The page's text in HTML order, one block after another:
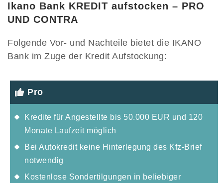
Ikano Bank KREDIT aufstocken – PRO
UND CONTRA
Folgende Vor- und Nachteile bietet die IKANO
Bank im Zuge der Kredit Aufstockung:
Pro
Kredite für Angestellte bis 50.000 EUR und 120
Monate Laufzeit möglich
Bei Autokredit keine Hinterlegung des Kfz-Brief
notwendig
Kostenlose Sondertilgungen in beliebiger